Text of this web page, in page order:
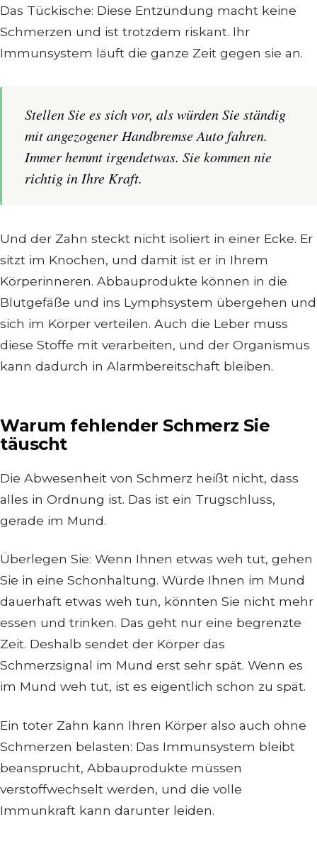
Das Tückische: Diese Entzündung macht keine
Schmerzen und ist trotzdem riskant. Ihr
Immunsystem läuft die ganze Zeit gegen sie an.
Stellen Sie es sich vor, als würden Sie ständig
mit angezogener Handbremse Auto fahren.
Immer hemmt irgendetwas. Sie kommen nie
richtig in Ihre Kraft.
Und der Zahn steckt nicht isoliert in einer Ecke. Er
sitzt im Knochen, und damit ist er in Ihrem
Körperinneren. Abbauprodukte können in die
Blutgefäße und ins Lymphsystem übergehen und
sich im Körper verteilen. Auch die Leber muss
diese Stoffe mit verarbeiten, und der Organismus
kann dadurch in Alarmbereitschaft bleiben.
Warum fehlender Schmerz Sie
täuscht
Die Abwesenheit von Schmerz heißt nicht, dass
alles in Ordnung ist. Das ist ein Trugschluss,
gerade im Mund.
Überlegen Sie: Wenn Ihnen etwas weh tut, gehen
Sie in eine Schonhaltung. Würde Ihnen im Mund
dauerhaft etwas weh tun, könnten Sie nicht mehr
essen und trinken. Das geht nur eine begrenzte
Zeit. Deshalb sendet der Körper das
Schmerzsignal im Mund erst sehr spät. Wenn es
im Mund weh tut, ist es eigentlich schon zu spät.
Ein toter Zahn kann Ihren Körper also auch ohne
Schmerzen belasten: Das Immunsystem bleibt
beansprucht, Abbauprodukte müssen
verstoffwechselt werden, und die volle
Immunkraft kann darunter leiden.